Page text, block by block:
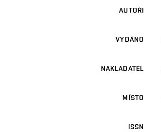
AUTOŘI
VYDÁNO
NAKLADATEL
MÍSTO
ISSN